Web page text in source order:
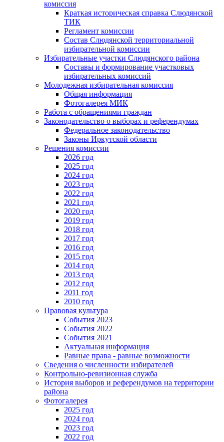
комиссия
Краткая историческая справка Слюдянской
ТИК
Регламент комиссии
Состав Слюдянской территориальной
избирательной комиссии
Избирательные участки Слюдянского района
Составы и формирование участковых
избирательных комиссий
Молодежная избирательная комиссия
Общая информация
Фотогалерея МИК
Работа с обращениями граждан
Законодательство о выборах и референдумах
Федеральное законодательство
Законы Иркутской области
Решения комиссии
2026 год
2025 год
2024 год
2023 год
2022 год
2021 год
2020 год
2019 год
2018 год
2017 год
2016 год
2015 год
2014 год
2013 год
2012 год
2011 год
2010 год
Правовая культура
События 2023
События 2022
События 2021
Актуальная информация
Равные права - равные возможности
Сведения о численности избирателей
Контрольно-ревизионная служба
История выборов и референдумов на территории
района
Фотогалерея
2025 год
2024 год
2023 год
2022 год